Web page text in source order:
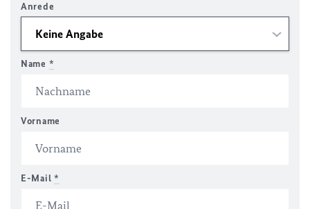
Anrede
Name *
Vorname
E-Mail *